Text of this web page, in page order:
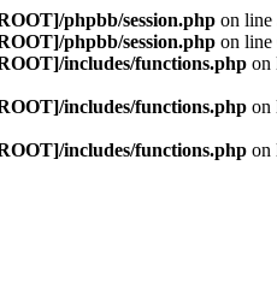
phpbb/session.php on line
phpbb/session.php on line
includes/functions.php on
includes/functions.php on
includes/functions.php on